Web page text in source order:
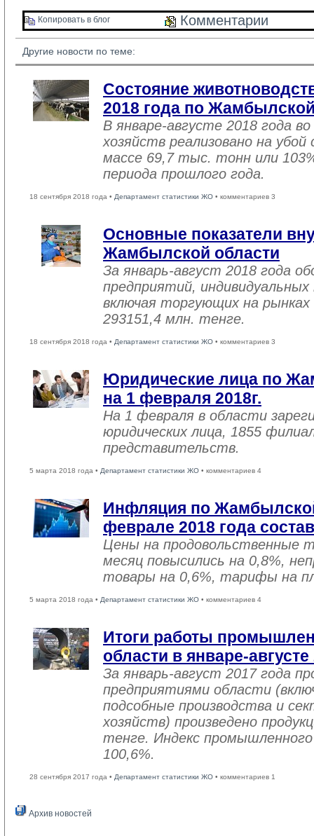
Копировать в блог Комментарии
Другие новости по теме:
Состояние
2018 года по
В январе-августе 2018 года
хозяйств реализовано на
массе 69,7 тыс. тонн или
периода прошлого года.
18 сентября 2018 года • Департамент статистики ЖО • комментариев 3
Основные показатели
Жамбылской области
За январь-август 2018 года
предприятий,
включая торгующих на рынках
293151,4 млн. тенге.
18 сентября 2018 года • Департамент статистики ЖО • комментариев 3
Юридические лица по
на 1 февраля 2018г.
На 1 февраля в области
юридических лица, 1855
представительств.
5 марта 2018 года • Департамент статистики ЖО • комментариев 4
Инфляция по
феврале 2018 года
Цены на продовольственные
месяц повысились на 0,8%,
товары на 0,6%, тарифы на
5 марта 2018 года • Департамент статистики ЖО • комментариев 4
Итоги работы
области в январе-августе
За январь-август 2017 года
предприятиями области
подсобные производства и
хозяйств) произведено
тенге. Индекс
100,6%.
28 сентября 2017 года • Департамент статистики ЖО • комментариев 1
Архив новостей